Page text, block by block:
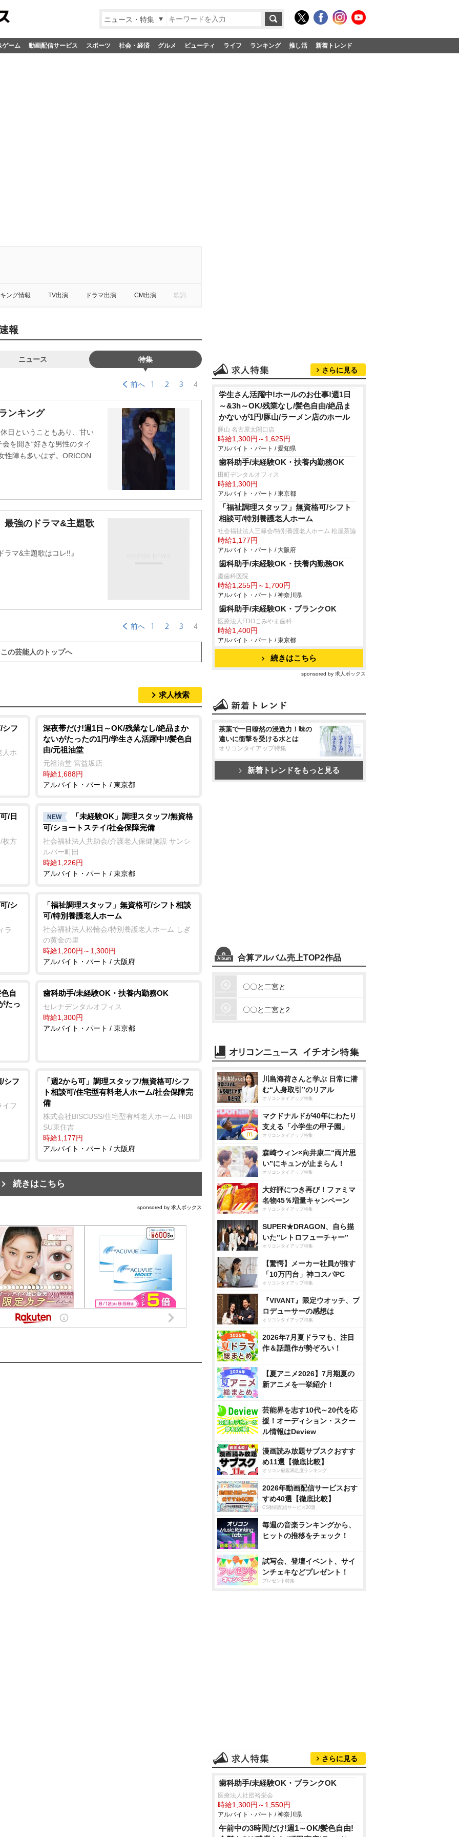
ニュース・特集
ゲーム 動画配信サービス スポーツ 社会・経済 グルメ ビューティ ライフ ランキング 推し活 新着トレンド
ング情報 TV出演 ドラマ出演 CM出演 歌詞
報
ニュース 特集
前へ 1 2 3 4
ンキング
日ということもあり、甘い
を開き“好きな男性のタイ
性陣も多いはず。ORICON
最強のドラマ&主題歌
マ&主題歌はコレ!!』
前へ 1 2 3 4
この芸能人のトップへ
求人検索
シフ
人ホ
深夜帯だけ!週1日～OK/残業なし/絶品まか
ないがたったの1円/学生さん活躍中!/髪色自
由/元祖油堂
元祖油堂 宮益坂店
時給1,688円
アルバイト・パート / 東京都
/日
枚方
NEW
「未経験OK」調理スタッフ/無資格
可/ショートステイ/社会保障完備
社会福祉法人共助会/介護老人保健施設 サンシ
ルバー町田
時給1,226円
アルバイト・パート / 東京都
/シ
ラ
「福祉調理スタッフ」無資格可/シフト相談
可/特別養護老人ホーム
社会福祉法人松輪会/特別養護老人ホーム しぎ
の黄金の里
時給1,200円～1,300円
アルバイト・パート / 大阪府
自
たっ
歯科助手/未経験OK・扶養内勤務OK
セレナデンタルオフィス
時給1,300円
アルバイト・パート / 東京都
シフ
イフ
「週2から可」調理スタッフ/無資格可/シフ
ト相談可/住宅型有料老人ホーム/社会保障完
備
株式会社BISCUSS/住宅型有料老人ホーム HIBI
SU東住吉
時給1,177円
アルバイト・パート / 大阪府
続きはこちら
sponsored by 求人ボックス
さらに見る
学生さん活躍中!ホールのお仕事!週1日
～&3h～OK/残業なし/髪色自由/絶品ま
かないが1円/豚山/ラーメン店のホール
豚山 名古屋太閤口店
時給1,300円～1,625円
アルバイト・パート / 愛知県
歯科助手/未経験OK・扶養内勤務OK
田町デンタルオフィス
時給1,300円
アルバイト・パート / 東京都
「福祉調理スタッフ」無資格可/シフト
相談可/特別養護老人ホーム
社会福祉法人三篠会/特別養護老人ホーム 松屋茶論
時給1,177円
アルバイト・パート / 大阪府
歯科助手/未経験OK・扶養内勤務OK
慶歯科医院
時給1,255円～1,700円
アルバイト・パート / 神奈川県
歯科助手/未経験OK・ブランクOK
医療法人FDOこみやま歯科
時給1,400円
アルバイト・パート / 東京都
続きはこちら
sponsored by 求人ボックス
茶葉で一目瞭然の浸透力！味の
違いに衝撃を受ける水とは
オリコンタイアップ特集
新着トレンドをもっと見る
合算アルバム売上TOP2作品
〇〇と二宮と
〇〇と二宮と2
川島海荷さんと学ぶ 日常に潜
む“人身取引”のリアル
オリコンタイアップ特集
マクドナルドが40年にわたり
支える「小学生の甲子園」
オリコンタイアップ特集
森崎ウィン×向井康二“両片思
い”にキュンが止まらん！
オリコンタイアップ特集
大好評につき再び！ファミマ
名物45％増量キャンペーン
オリコンタイアップ特集
SUPER★DRAGON、自ら描
いた”レトロフューチャー”
オリコンタイアップ特集
【驚愕】メーカー社員が推す
「10万円台」神コスパPC
オリコンタイアップ特集
『VIVANT』限定ウオッチ、プ
ロデューサーの感想は
オリコンタイアップ特集
2026年7月夏ドラマも、注目
作＆話題作が勢ぞろい！
【夏アニメ2026】7月期夏の
新アニメを一挙紹介！
芸能界を志す10代～20代を応
援！オーディション・スクー
ル情報はDeview
漫画読み放題サブスクおすす
め11選【徹底比較】
オリコン顧客満足度ランキング
2026年動画配信サービスおす
すめ40選【徹底比較】
CS動画配信サービス20選
毎週の音楽ランキングから、
ヒットの推移をチェック！
試写会、登壇イベント、サイ
ンチェキなどプレゼント！
プレゼント特集
さらに見る
歯科助手/未経験OK・ブランクOK
医療法人社団裕栄会
時給1,300円～1,550円
アルバイト・パート / 神奈川県
午前中の3時間だけ!週1～OK/髪色自由!